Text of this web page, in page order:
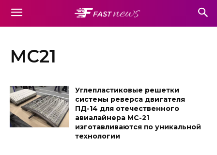
МС21
Углепластиковые решетки
системы реверса двигателя
ПД-14 для отечественного
авиалайнера МС-21
изготавливаются по уникальной
технологии